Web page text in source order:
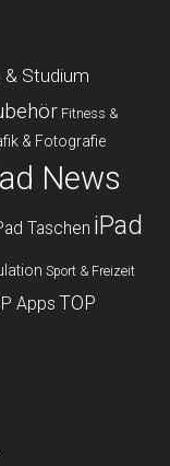
& Studium
Fitness &
& Fotografie
News
Taschen iPad
Sport & Freizeit
Apps TOP